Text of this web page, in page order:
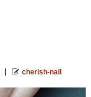
cherish-nail